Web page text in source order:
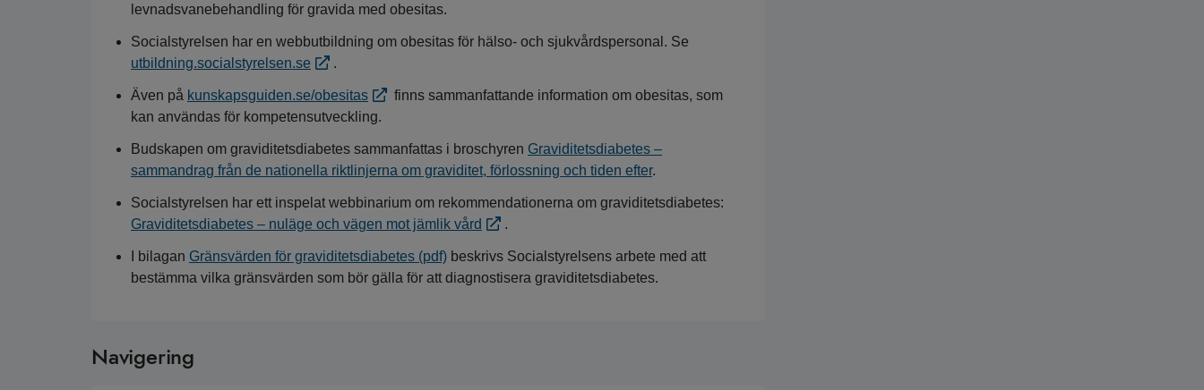
levnadsvanebehandling för gravida med obesitas.
Socialstyrelsen har en webbutbildning om obesitas för hälso- och sjukvårdspersonal. Se
utbildning.socialstyrelsen.se
.
Även på kunskapsguiden.se/obesitas
finns sammanfattande information om obesitas, som
kan användas för kompetensutveckling.
Budskapen om graviditetsdiabetes sammanfattas i broschyren Graviditetsdiabetes –
sammandrag från de nationella riktlinjerna om graviditet, förlossning och tiden efter.
Socialstyrelsen har ett inspelat webbinarium om rekommendationerna om graviditetsdiabetes:
Graviditetsdiabetes – nuläge och vägen mot jämlik vård
.
I bilagan Gränsvärden för graviditetsdiabetes (pdf) beskrivs Socialstyrelsens arbete med att
bestämma vilka gränsvärden som bör gälla för att diagnostisera graviditetsdiabetes.
Navigering